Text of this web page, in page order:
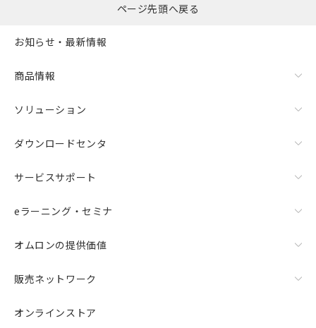
ページ先頭へ戻る
お知らせ・最新情報
商品情報
ソリューション
ダウンロードセンタ
サービスサポート
eラーニング・セミナ
オムロンの提供価値
販売ネットワーク
オンラインストア